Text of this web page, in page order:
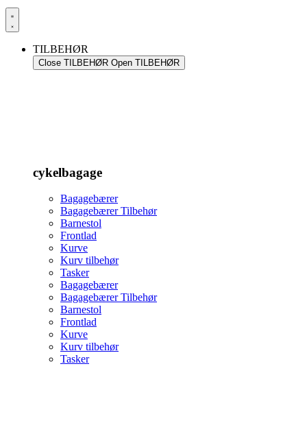
TILBEHØR
Close TILBEHØR Open TILBEHØR
cykelbagage
Bagagebærer
Bagagebærer Tilbehør
Barnestol
Frontlad
Kurve
Kurv tilbehør
Tasker
Bagagebærer
Bagagebærer Tilbehør
Barnestol
Frontlad
Kurve
Kurv tilbehør
Tasker